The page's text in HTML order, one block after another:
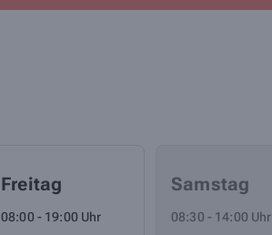
Freitag
08:00 - 19:00 Uhr
Samstag
08:30 - 14:00 Uhr